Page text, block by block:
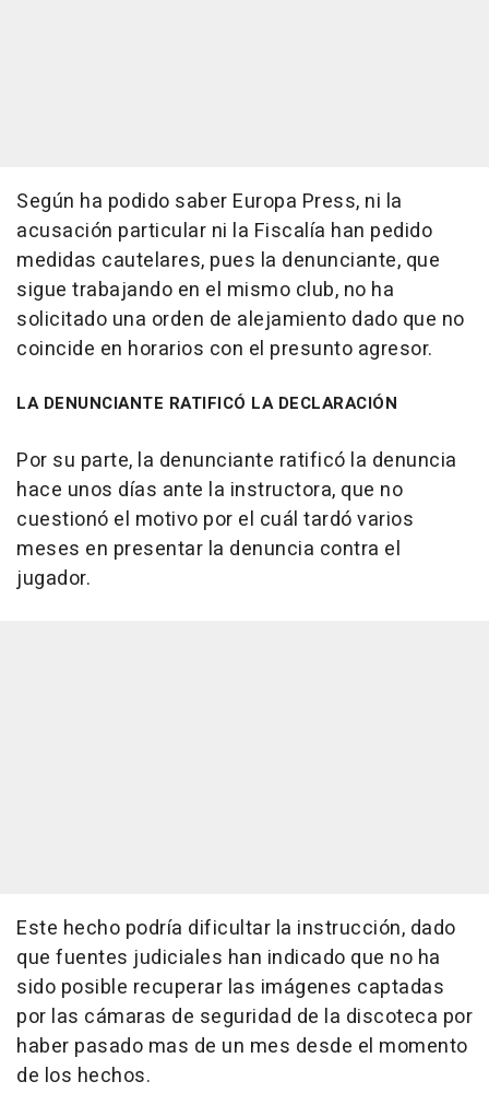
Según ha podido saber Europa Press, ni la
acusación particular ni la Fiscalía han pedido
medidas cautelares, pues la denunciante, que
sigue trabajando en el mismo club, no ha
solicitado una orden de alejamiento dado que no
coincide en horarios con el presunto agresor.
LA DENUNCIANTE RATIFICÓ LA DECLARACIÓN
Por su parte, la denunciante ratificó la denuncia
hace unos días ante la instructora, que no
cuestionó el motivo por el cuál tardó varios
meses en presentar la denuncia contra el
jugador.
Este hecho podría dificultar la instrucción, dado
que fuentes judiciales han indicado que no ha
sido posible recuperar las imágenes captadas
por las cámaras de seguridad de la discoteca por
haber pasado mas de un mes desde el momento
de los hechos.